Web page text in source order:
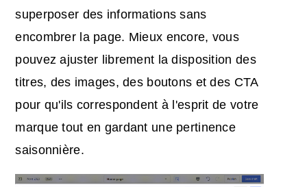
superposer des informations sans
encombrer la page. Mieux encore, vous
pouvez ajuster librement la disposition des
titres, des images, des boutons et des CTA
pour qu'ils correspondent à l'esprit de votre
marque tout en gardant une pertinence
saisonnière.